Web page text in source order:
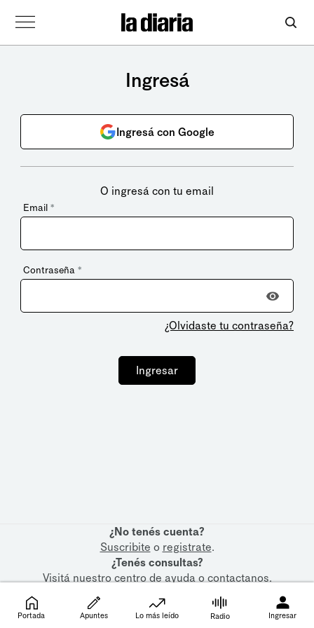
Ingresá
Ingresá con Google
O ingresá con tu email
Email *
Contraseña *
¿Olvidaste tu contraseña?
Ingresar
¿No tenés cuenta?
Suscribite o registrate.
¿Tenés consultas?
Visitá nuestrocentro de ayudaocontactanos.
Portada Apuntes Lo más leído Radio Ingresar